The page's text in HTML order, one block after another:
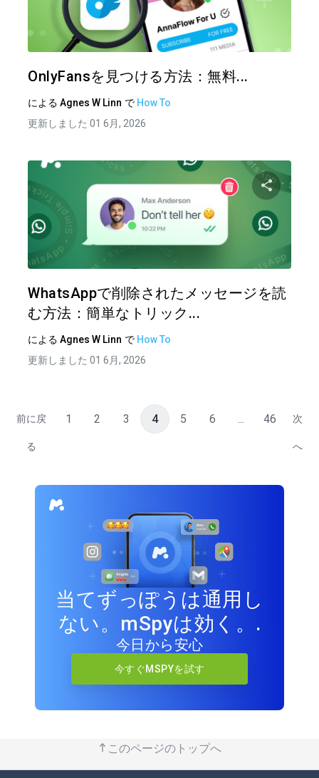
OnlyFansを見つける方法：無料...
による Agnes W Linn で How To
更新しました 01 6月, 2026
この記
WhatsAppで削除されたメッセージを読
む方法：簡単なトリック...
による Agnes W Linn で How To
更新しました 01 6月, 2026
前に戻
る
1 2 3 4 5 6 ... 46 次
へ
当てずっぽうは通用し
ない。mSpyは効く。.
今日から安心
今すぐMSPYを試す
このページのトップへ